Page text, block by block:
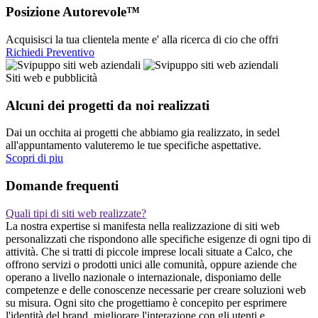
Posizione Autorevole™
Acquisisci la tua clientela mente e' alla ricerca di cio che offri
Richiedi Preventivo
Siti web e pubblicità
Alcuni dei progetti da noi realizzati
Dai un occhita ai progetti che abbiamo gia realizzato, in sedel
all'appuntamento valuteremo le tue specifiche aspettative.
Scopri di piu
Domande frequenti
Quali tipi di siti web realizzate?
La nostra expertise si manifesta nella realizzazione di siti web
personalizzati che rispondono alle specifiche esigenze di ogni tipo di
attività. Che si tratti di piccole imprese locali situate a Calco, che
offrono servizi o prodotti unici alle comunità, oppure aziende che
operano a livello nazionale o internazionale, disponiamo delle
competenze e delle conoscenze necessarie per creare soluzioni web
su misura. Ogni sito che progettiamo è concepito per esprimere
l'identità del brand, migliorare l'interazione con gli utenti e